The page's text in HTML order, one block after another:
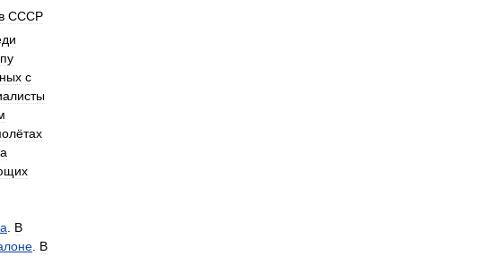
СССР
с
В
В